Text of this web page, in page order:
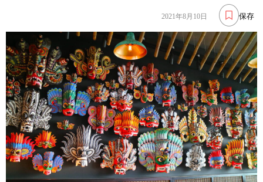
保存
2021年8月10日